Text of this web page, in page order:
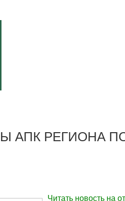
АПК РЕГИОНА
Читать новость на